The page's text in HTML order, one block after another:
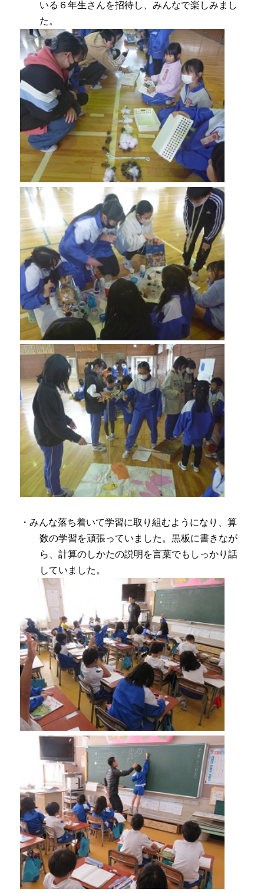
いる６年生さんを招待し、みんなで楽しみまし
た。
・みんな落ち着いて学習に取り組むようになり、算
数の学習を頑張っていました。黒板に書きなが
ら、計算のしかたの説明を言葉でもしっかり話
していました。